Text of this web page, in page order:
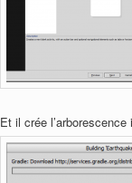
Et il crée